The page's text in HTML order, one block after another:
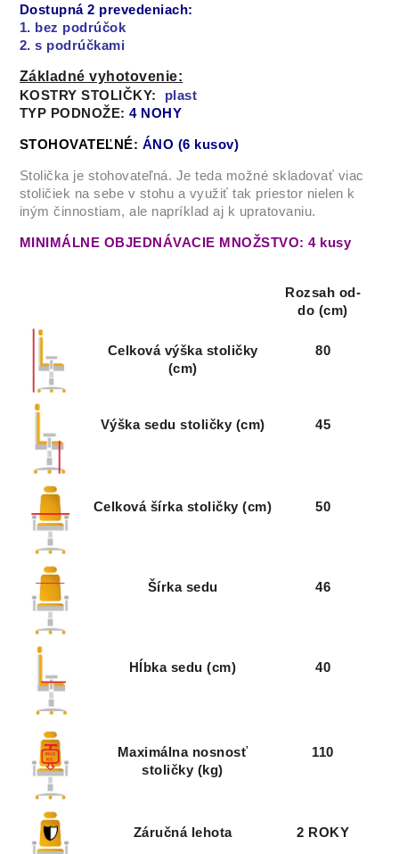
Dostupná 2 prevedeniach:
1. bez podrúčok
2. s podrúčkami
Základné vyhotovenie:
KOSTRY STOLIČKY: plast
TYP PODNOŽE: 4 NOHY
STOHOVATEĽNÉ: ÁNO (6 kusov)
Stolička je stohovateľná. Je teda možné skladovať viac
stoličiek na sebe v stohu a využiť tak priestor nielen k
iným činnostiam, ale napríklad aj k upratovaniu.
MINIMÁLNE OBJEDNÁVACIE MNOŽSTVO: 4 kusy
Rozsah od-
do (cm)
Celková výška stoličky
(cm)
80
Výška sedu stoličky (cm) 45
Celková šírka stoličky (cm) 50
Šírka sedu 46
Hĺbka sedu (cm) 40
Maximálna nosnosť
stoličky (kg)
110
Záručná lehota 2 ROKY